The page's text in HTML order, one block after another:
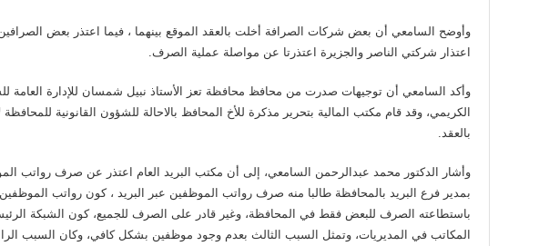
وأوضح السامعي أن بعض شركات الصرافة أخلت بالعقد الموقع بينهما ، فيما اعتذر بعض
اعتذار شركتي الناصر والجزيرة اعتذرتا عن مواصلة عملية الصرف.
وأكد السامعي أن توجيهات صدرت من محافظ محافظة تعز الأستاذ نبيل شمسان للإدارة العامة
الكريمي، وقد قام مكتب المالية بتحرير مذكرة للأخ المحافظ بالاحالة للشؤون القانونية للمحافظة
بالعقد.
وأشار الدكتور محمد عبدالرحمن السامعي، إلى أن مكتب البريد العام اعتذر عن صرف رواتب
بمدير فرع البريد بالمحافظة طالبا منه صرف رواتب الموظفين عبر البريد ، كون رواتب
باستطاعته الصرف للبعض فقط في المحافظة، وغير قادر على الصرف للجميع، كون الشبكة
المكاتب في المديريات، وتمثل السبب الثالث بعدم وجود موظفين بشكل كافي، وكان السبب الرابع